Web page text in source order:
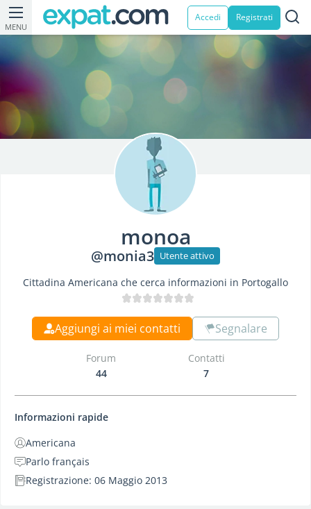
MENU
Accedi Registrati
monoa
@monia3 Utente attivo
Cittadina Americana che cerca informazioni in Portogallo
Aggiungi ai miei contatti Segnalare
Forum
44
Contatti
7
Informazioni rapide
Americana
Parlo français
Registrazione: 06 Maggio 2013